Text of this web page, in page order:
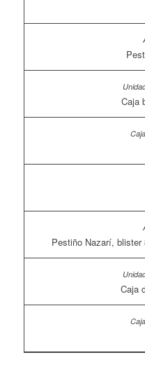
Caja
Pestiño Nazarí,
Caja